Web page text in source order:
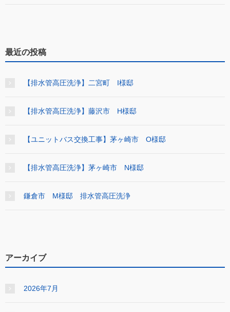
最近の投稿
【排水管高圧洗浄】二宮町 I様邸
【排水管高圧洗浄】藤沢市 H様邸
【ユニットバス交換工事】茅ヶ崎市 O様邸
【排水管高圧洗浄】茅ヶ崎市 N様邸
鎌倉市 M様邸 排水管高圧洗浄
アーカイブ
2026年7月